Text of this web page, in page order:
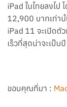
iPad ในไทยลงไป
12,900 บาทเท่า
iPad 11 จะเปิดตั
เร็วที่สุดน่าจะเป็น
ขอบคุณที่มา :